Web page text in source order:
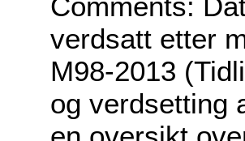
verdsatt etter
M98-2013
og verdsetting